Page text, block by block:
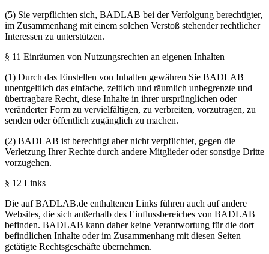
(5) Sie verpflichten sich, BADLAB bei der Verfolgung berechtigter,
im Zusammenhang mit einem solchen Verstoß stehender rechtlicher
Interessen zu unterstützen.
§ 11 Einräumen von Nutzungsrechten an eigenen Inhalten
(1) Durch das Einstellen von Inhalten gewähren Sie BADLAB
unentgeltlich das einfache, zeitlich und räumlich unbegrenzte und
übertragbare Recht, diese Inhalte in ihrer ursprünglichen oder
veränderter Form zu vervielfältigen, zu verbreiten, vorzutragen, zu
senden oder öffentlich zugänglich zu machen.
(2) BADLAB ist berechtigt aber nicht verpflichtet, gegen die
Verletzung Ihrer Rechte durch andere Mitglieder oder sonstige Dritte
vorzugehen.
§ 12 Links
Die auf BADLAB.de enthaltenen Links führen auch auf andere
Websites, die sich außerhalb des Einflussbereiches von BADLAB
befinden. BADLAB kann daher keine Verantwortung für die dort
befindlichen Inhalte oder im Zusammenhang mit diesen Seiten
getätigte Rechtsgeschäfte übernehmen.